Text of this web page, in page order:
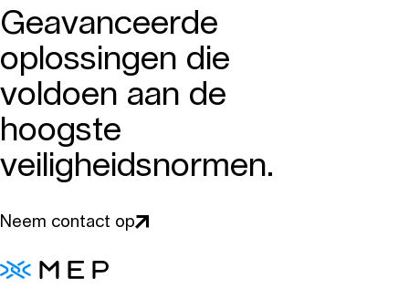
Geavanceerde
oplossingen die
voldoen aan de
hoogste
veiligheidsnormen.
Neem contact op